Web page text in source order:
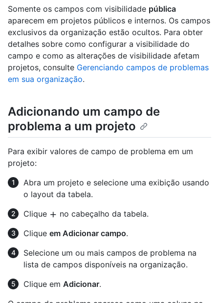
Somente os campos com visibilidade pública
aparecem em projetos públicos e internos. Os campos
exclusivos da organização estão ocultos. Para obter
detalhes sobre como configurar a visibilidade do
campo e como as alterações de visibilidade afetam
projetos, consulte Gerenciando campos de problemas
em sua organização.
Adicionando um campo de
problema a um projeto
Para exibir valores de campo de problema em um
projeto:
Abra um projeto e selecione uma exibição usando
o layout da tabela.
Clique
no cabeçalho da tabela.
Clique em Adicionar campo.
Selecione um ou mais campos de problema na
lista de campos disponíveis na organização.
Clique em Adicionar.